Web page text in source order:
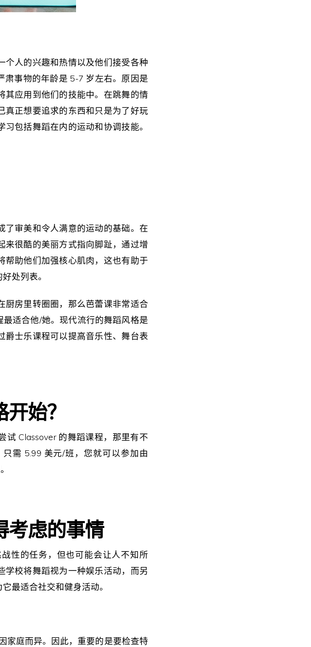
个人的兴趣和热情以及他们接受各种
肃事物的年龄是 5-7 岁左右。原因是
其应用到他们的技能中。在跳舞的情
真正想要追求的东西和只是为了好玩
包括舞蹈在内的运动和协调技能。
了审美和令人满意的运动的基础。在
很酷的美丽方式指向脚趾，通过增
帮助他们加强核心肌肉，这也有助于
处列表。
厨房里转圈圈，那么芭蕾课非常适合
适合他/她。现代流行的舞蹈风格是
爵士乐课程可以提高音乐性、舞台表
始？
试 Classover 的舞蹈课程，那里有不
需 5.99 美元/班，您就可以参加由
考虑的事情
性的任务，但也可能会让人不知所
校将舞蹈视为一种娱乐活动，而另
最适合社交和健身活动。
家庭而异。因此，重要的是要检查特